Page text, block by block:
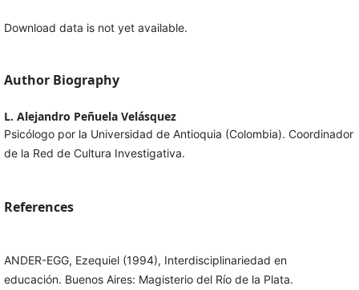
Download data is not yet available.
Author Biography
L. Alejandro Peñuela Velásquez
Psicólogo por la Universidad de Antioquia (Colombia). Coordinador
de la Red de Cultura Investigativa.
References
ANDER-EGG, Ezequiel (1994), Interdisciplinariedad en
educación. Buenos Aires: Magisterio del Río de la Plata.